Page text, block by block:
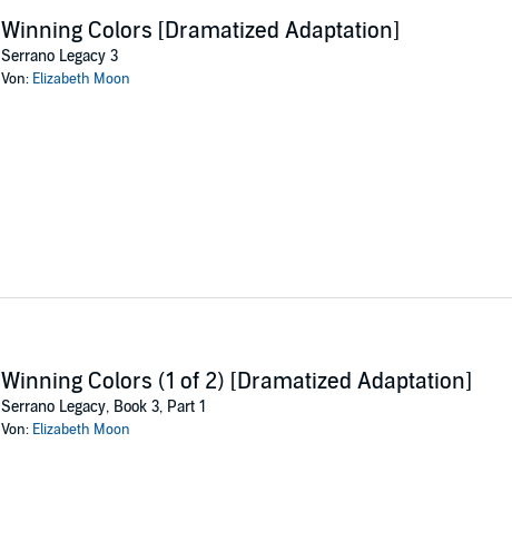
Winning Colors [Dramatized Adaptation]
Serrano Legacy 3
Von: Elizabeth Moon
Winning Colors (1 of 2) [Dramatized Adaptation]
Serrano Legacy, Book 3, Part 1
Von: Elizabeth Moon